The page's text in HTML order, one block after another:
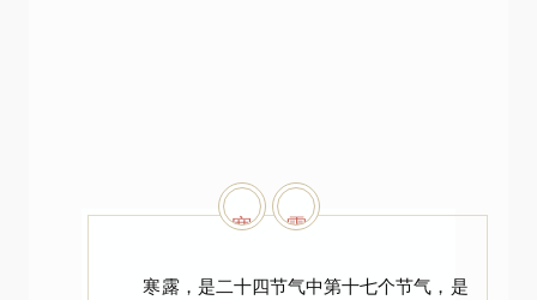
寒 露
寒露，是二十四节气中第十七个节气，是